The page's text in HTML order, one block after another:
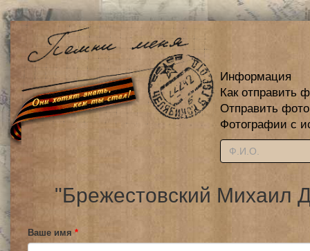
Информация
Как отправить
Отправить
Фотографии с
"Брежестовский Михаил
Ваше имя *